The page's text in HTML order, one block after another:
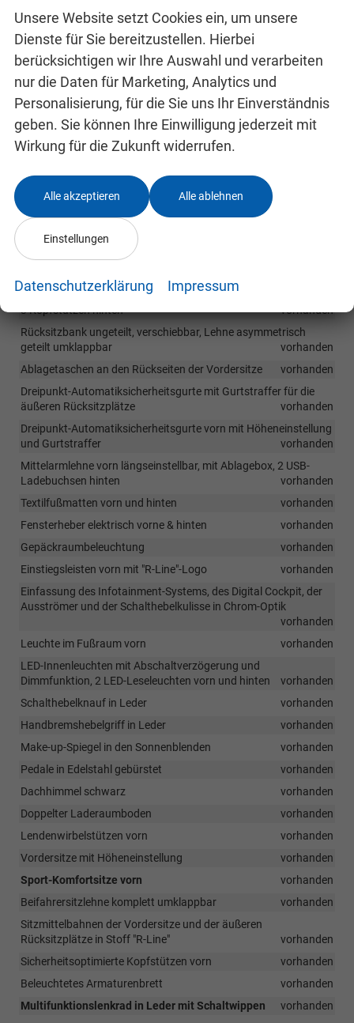
Zustand, Aussehen
1, sehr gut
Zustand, Beschaffenheit
Scheckheftgepflegt
Zustand, Fahrfähigkeit
fahrtauglich
Serienausstattungen
Pakete
Raucherpaket
Licht- und Sichtpaket
Innenspiegel automatisch abblendend,
Innen
3 Kopfstützen hinten
vorhanden
Rücksitzbank ungeteilt, verschiebbar, Lehne asymmetrisch
geteilt umklappbar
vorhanden
Ablagetaschen an den Rückseiten der Vordersitze
vorhanden
Dreipunkt-Automatiksicherheitsgurte mit Gurtstraffer für die
äußeren Rücksitzplätze
vorhanden
Dreipunkt-Automatiksicherheitsgurte vorn mit Höheneinstellung
und Gurtstraffer
vorhanden
Mittelarmlehne vorn längseinstellbar, mit Ablagebox, 2 USB-
Ladebuchsen hinten
vorhanden
Textilfußmatten vorn und hinten
vorhanden
Fensterheber elektrisch vorne & hinten
vorhanden
Gepäckraumbeleuchtung
vorhanden
Einstiegsleisten vorn mit "R-Line"-Logo
vorhanden
Einfassung des Infotainment-Systems, des Digital Cockpit, der
Ausströmer und der Schalthebelkulisse in Chrom-Optik
vorhanden
Leuchte im Fußraum vorn
vorhanden
LED-Innenleuchten mit Abschaltverzögerung und
Dimmfunktion, 2 LED-Leseleuchten vorn und hinten
vorhanden
Schalthebelknauf in Leder
vorhanden
Handbremshebelgriff in Leder
vorhanden
Make-up-Spiegel in den Sonnenblenden
vorhanden
Pedale in Edelstahl gebürstet
vorhanden
Dachhimmel schwarz
vorhanden
Doppelter Laderaumboden
vorhanden
Lendenwirbelstützen vorn
vorhanden
Vordersitze mit Höheneinstellung
vorhanden
Sport-Komfortsitze vorn
vorhanden
Beifahrersitzlehne komplett umklappbar
vorhanden
Sitzmittelbahnen der Vordersitze und der äußeren
Rücksitzplätze in Stoff "R-Line"
vorhanden
Sicherheitsoptimierte Kopfstützen vorn
vorhanden
Beleuchtetes Armaturenbrett
vorhanden
Multifunktionslenkrad in Leder mit Schaltwippen
vorhanden
Unsere Website setzt Cookies ein, um unsere
Dienste für Sie bereitzustellen. Hierbei
berücksichtigen wir Ihre Auswahl und verarbeiten
nur die Daten für Marketing, Analytics und
Personalisierung, für die Sie uns Ihr Einverständnis
geben. Sie können Ihre Einwilligung jederzeit mit
Wirkung für die Zukunft widerrufen.
Alle akzeptieren Alle ablehnen
Einstellungen
Datenschutzerklärung Impressum